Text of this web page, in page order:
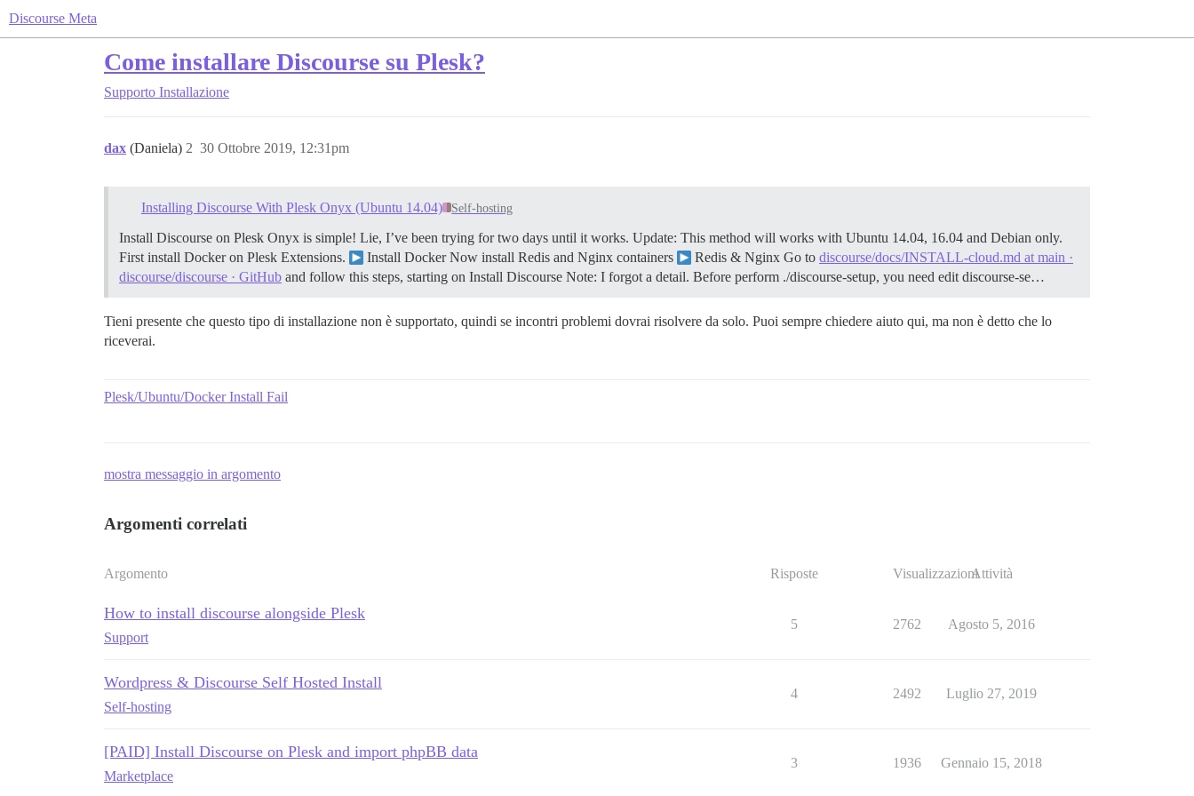
Discourse Meta
Come installare Discourse su Plesk?
Supporto Installazione
dax (Daniela) 30 Ottobre 2019, 12:31pm
2
Installing Discourse With Plesk Onyx (Ubuntu 14.04) Self-hosting
Install Discourse on Plesk Onyx is simple! Lie, I’ve been trying for two days until it works. Update: This method will works with Ubuntu 14.04, 16.04 and Debian only.
First install Docker on Plesk Extensions.
Install Docker Now install Redis and Nginx containers Redis & Nginx Go to discourse/docs/INSTALL-cloud.md at main ·
discourse/discourse · GitHub and follow this steps, starting on Install Discourse Note: I forgot a detail. Before perform ./discourse-setup, you need edit discourse-se…
Tieni presente che questo tipo di installazione non è supportato, quindi se incontri problemi dovrai risolvere da solo. Puoi sempre chiedere aiuto qui, ma non è detto che lo
riceverai.
Plesk/Ubuntu/Docker Install Fail
mostra messaggio in argomento
Argomenti correlati
Argomento Risposte VisualizzazioniAttività
How to install discourse alongside Plesk
Support
5 2762 Agosto 5, 2016
Wordpress & Discourse Self Hosted Install
Self-hosting
4 2492 Luglio 27, 2019
[PAID] Install Discourse on Plesk and import phpBB data
Marketplace
3 1936 Gennaio 15, 2018